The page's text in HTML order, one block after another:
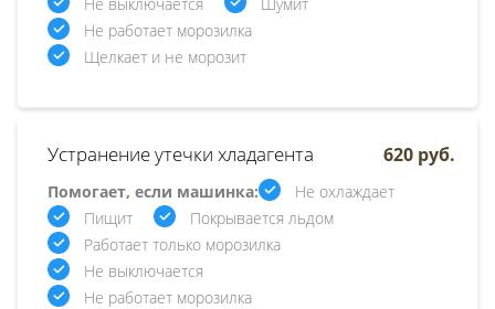
Не работает морозилка
Щелкает и не морозит
Устранение утечки хладагента
Помогает, если машинка:
Не охлаждает
Пищит
Покрывается льдом
Работает только морозилка
Не выключается
Не работает морозилка
620 руб.